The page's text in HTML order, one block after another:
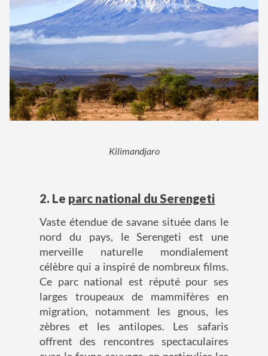
Kilimandjaro
2. Le parc national du Serengeti
Vaste étendue de savane située dans le
nord du pays, le Serengeti est une
merveille naturelle mondialement
célèbre qui a inspiré de nombreux films.
Ce parc national est réputé pour ses
larges troupeaux de mammifères en
migration, notamment les gnous, les
zèbres et les antilopes. Les safaris
offrent des rencontres spectaculaires